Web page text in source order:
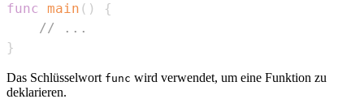
func main ( )
{
// ...
}
Das Schlüsselwort func wird verwendet, um eine Funktion zu
deklarieren.